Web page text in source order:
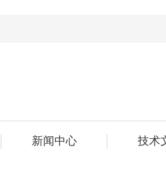
新闻中心 技术